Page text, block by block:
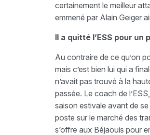
certainement le meilleur
emmené par Alain Geiger
Il a quitté l’ESS pour un
Au contraire de ce qu’on
mais c’est bien lui qui a
n’avait pas trouvé à la
passée. Le coach de
saison estivale avant de
poste sur le marché des
s’offre aux Béjaouis pour